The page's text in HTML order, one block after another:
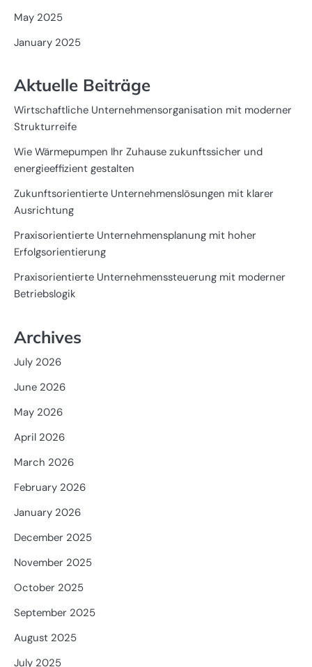
May 2025
January 2025
Aktuelle Beiträge
Wirtschaftliche Unternehmensorganisation mit moderner
Strukturreife
Wie Wärmepumpen Ihr Zuhause zukunftssicher und
energieeffizient gestalten
Zukunftsorientierte Unternehmenslösungen mit klarer
Ausrichtung
Praxisorientierte Unternehmensplanung mit hoher
Erfolgsorientierung
Praxisorientierte Unternehmenssteuerung mit moderner
Betriebslogik
Archives
July 2026
June 2026
May 2026
April 2026
March 2026
February 2026
January 2026
December 2025
November 2025
October 2025
September 2025
August 2025
July 2025